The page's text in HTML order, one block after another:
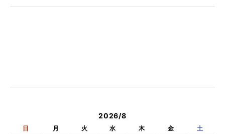
2026/8
日 月 火 水 木 金
土